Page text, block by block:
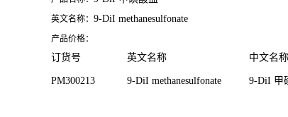
英文名称： 9-DiI methanesulfonate
产品价格：
订货号 英文名称 中文名称
PM300213 9-DiI methanesulfonate 9-DiI 甲